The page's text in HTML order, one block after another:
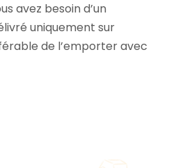
avez besoin d’un
uniquement sur
de l’emporter avec